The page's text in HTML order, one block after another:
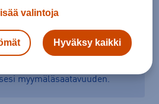
tilaa myymälästä
Myymälät: Saatavilla
myymäläsaatavuuden.
valintoja
Hyväksy kaikki